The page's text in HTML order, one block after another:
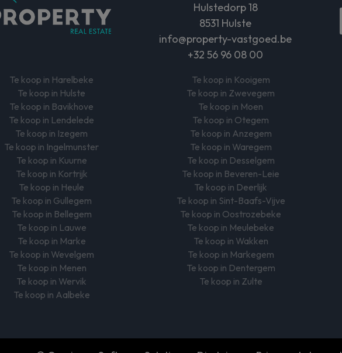
Hulstedorp 18
8531 Hulste
info@property-vastgoed.be
+32 56 96 08 00
Te koop in Harelbeke
Te koop in Hulste
Te koop in Bavikhove
Te koop in Lendelede
Te koop in Izegem
Te koop in Ingelmunster
Te koop in Kuurne
Te koop in Kortrijk
Te koop in Heule
Te koop in Gullegem
Te koop in Bellegem
Te koop in Lauwe
Te koop in Marke
Te koop in Wevelgem
Te koop in Menen
Te koop in Wervik
Te koop in Aalbeke
Te koop in Kooigem
Te koop in Zwevegem
Te koop in Moen
Te koop in Otegem
Te koop in Anzegem
Te koop in Waregem
Te koop in Desselgem
Te koop in Beveren-Leie
Te koop in Deerlijk
Te koop in Sint-Baafs-Vijve
Te koop in Oostrozebeke
Te koop in Meulebeke
Te koop in Wakken
Te koop in Markegem
Te koop in Dentergem
Te koop in Zulte